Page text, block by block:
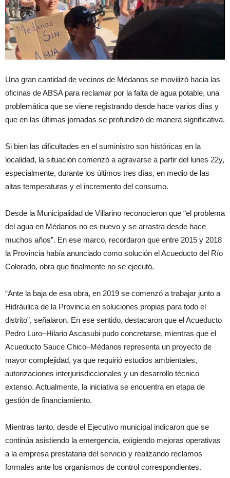
Una gran cantidad de vecinos de Médanos se movilizó hacia las
oficinas de ABSA para reclamar por la falta de agua potable, una
problemática que se viene registrando desde hace varios días y
que en las últimas jornadas se profundizó de manera significativa.
Si bien las dificultades en el suministro son históricas en la
localidad, la situación comenzó a agravarse a partir del lunes 22y,
especialmente, durante los últimos tres días, en medio de las
altas temperaturas y el incremento del consumo.
Desde la Municipalidad de Villarino reconocieron que “el problema
del agua en Médanos no es nuevo y se arrastra desde hace
muchos años”. En ese marco, recordaron que entre 2015 y 2018
la Provincia había anunciado como solución el Acueducto del Río
Colorado, obra que finalmente no se ejecutó.
“Ante la baja de esa obra, en 2019 se comenzó a trabajar junto a
Hidráulica de la Provincia en soluciones propias para todo el
distrito”, señalaron. En ese sentido, destacaron que el Acueducto
Pedro Luro–Hilario Ascasubi pudo concretarse, mientras que el
Acueducto Sauce Chico–Médanos representa un proyecto de
mayor complejidad, ya que requirió estudios ambientales,
autorizaciones interjurisdiccionales y un desarrollo técnico
extenso. Actualmente, la iniciativa se encuentra en etapa de
gestión de financiamiento.
Mientras tanto, desde el Ejecutivo municipal indicaron que se
continúa asistiendo la emergencia, exigiendo mejoras operativas
a la empresa prestataria del servicio y realizando reclamos
formales ante los organismos de control correspondientes.